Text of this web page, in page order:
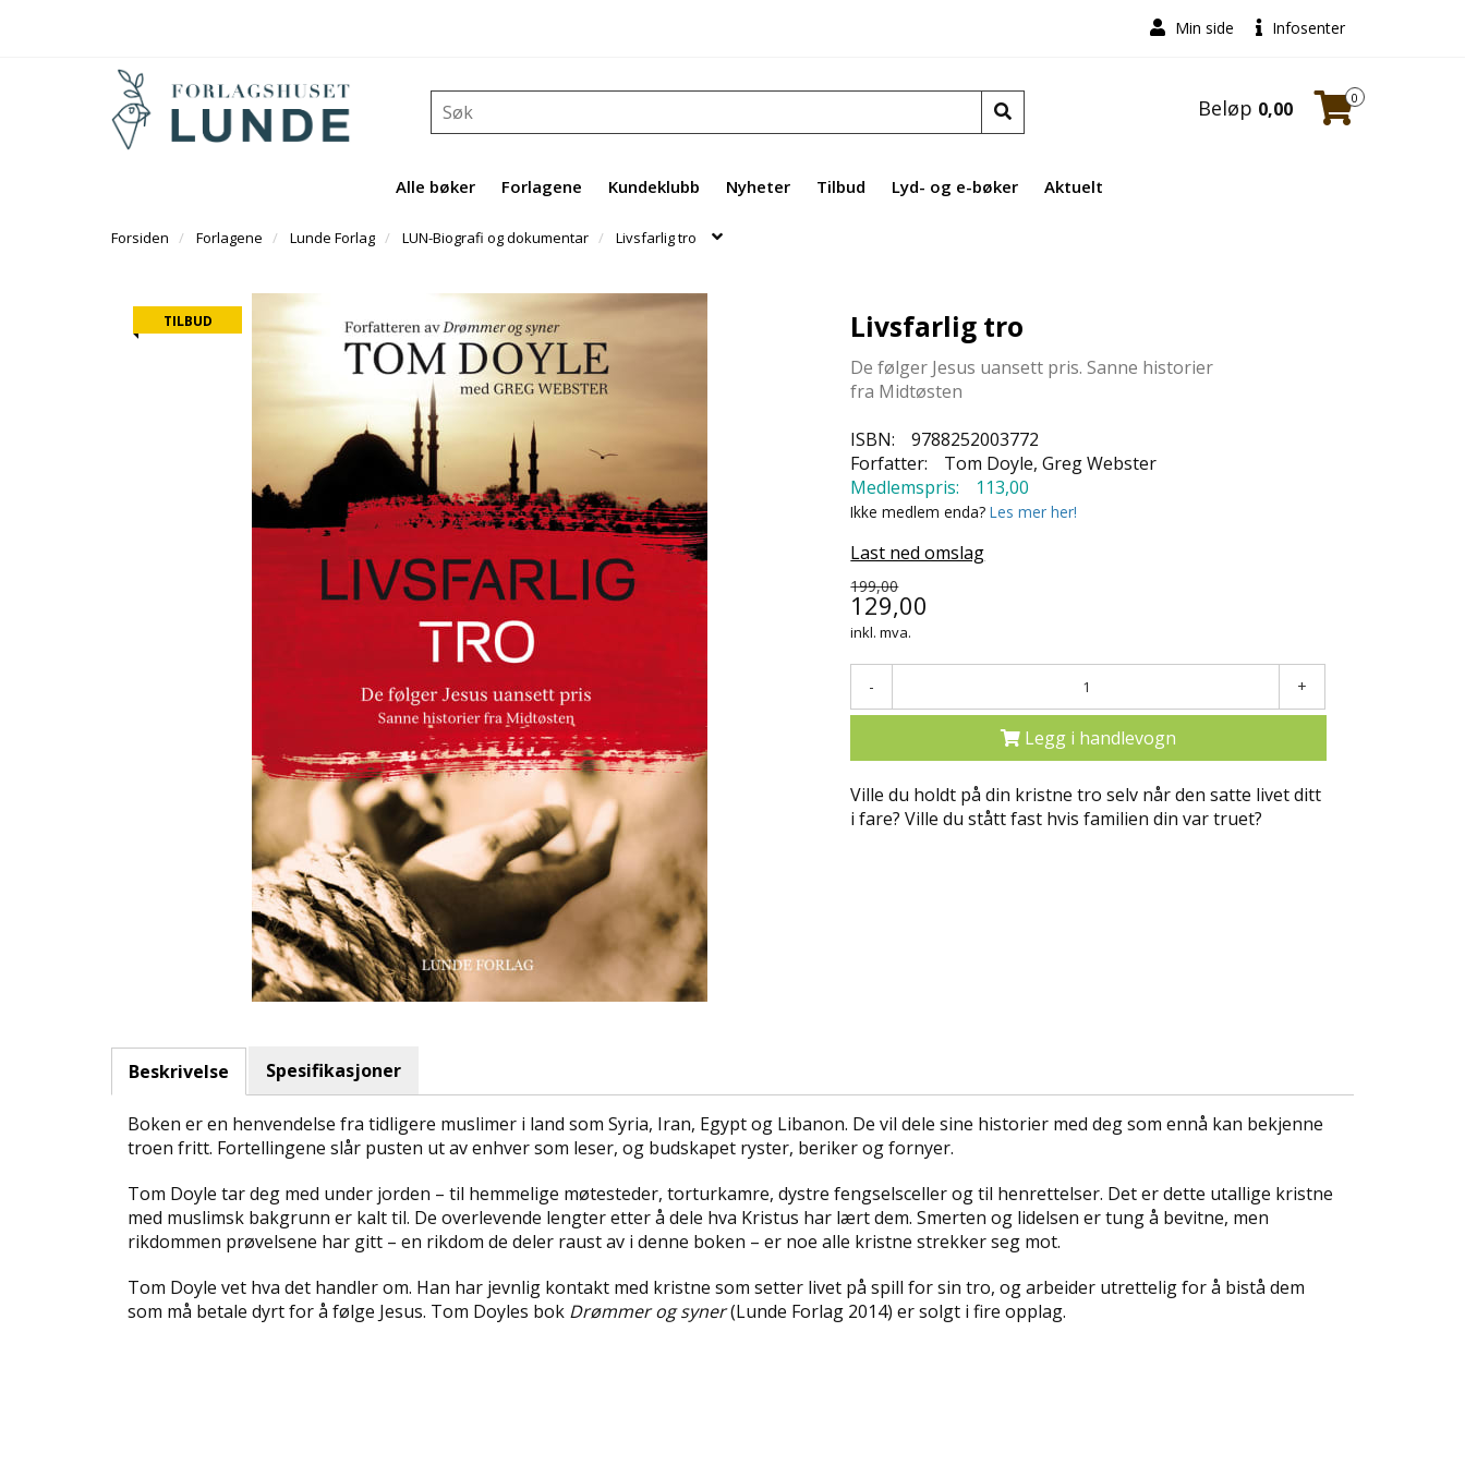
Min side Infosenter
Beløp 0,00 0
Alle bøker Forlagene Kundeklubb Nyheter Tilbud Lyd- og e-bøker Aktuelt
Forsiden Forlagene Lunde Forlag LUN-Biografi og dokumentar Livsfarlig tro
TILBUD Livsfarlig tro
De følger Jesus uansett pris. Sanne historier
fra Midtøsten
ISBN:
9788252003772
Forfatter:
Tom Doyle, Greg Webster
Medlemspris:
113,00
Ikke medlem enda?Les mer her!
Last ned omslag
199,00
129,00
inkl. mva.
- +
Legg i handlevogn
Ville du holdt på din kristne tro selv når den satte livet ditt
i fare? Ville du stått fast hvis familien din var truet?
Beskrivelse Spesifikasjoner
Boken er en henvendelse fra tidligere muslimer i land som Syria, Iran, Egypt og Libanon. De vil dele sine historier med deg som ennå kan bekjenne
troen fritt. Fortellingene slår pusten ut av enhver som leser, og budskapet ryster, beriker og fornyer.
Tom Doyle tar deg med under jorden – til hemmelige møtesteder, torturkamre, dystre fengselsceller og til henrettelser. Det er dette utallige kristne
med muslimsk bakgrunn er kalt til. De overlevende lengter etter å dele hva Kristus har lært dem. Smerten og lidelsen er tung å bevitne, men
rikdommen prøvelsene har gitt – en rikdom de deler raust av i denne boken – er noe alle kristne strekker seg mot.
Tom Doyle vet hva det handler om. Han har jevnlig kontakt med kristne som setter livet på spill for sin tro, og arbeider utrettelig for å bistå dem
som må betale dyrt for å følge Jesus. Tom Doyles bok Drømmer og syner(Lunde Forlag 2014) er solgt i fire opplag.